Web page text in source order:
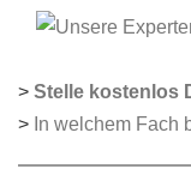
> Stelle kostenlos
> In welchem Fach